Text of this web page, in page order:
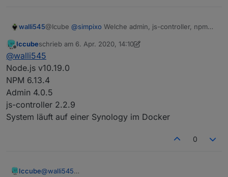
walli545@Icube @simpixo
Offline
Iccubeschrieb am 6. Apr. 2020, 14:10
zuletzt editiert von Iccube4. Juni 2020, 16:11
@walli545
Node.js v10.19.0
NPM 6.13.4
Admin 4.0.5
js-controller 2.2.9
System läuft auf einer Synology im Docker
0
Iccube@walli545